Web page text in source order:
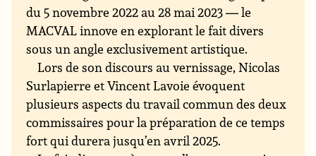
du 5 novembre 2022 au 28 mai 2023 — le
MACVAL innove en explorant le fait divers
sous un angle exclusivement artistique.
Lors de son discours au vernissage, Nicolas
Surlapierre et Vincent Lavoie évoquent
plusieurs aspects du travail commun des deux
commissaires pour la préparation de ce temps
fort qui durera jusqu’en avril 2025.